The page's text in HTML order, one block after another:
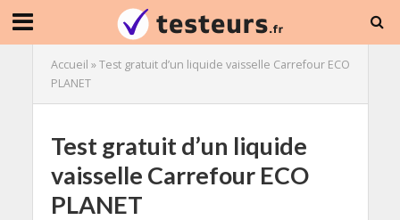
Accueil »Test gratuit d’un liquide vaisselle Carrefour ECO
PLANET
Test gratuit d’un liquide
vaisselle Carrefour ECO
PLANET